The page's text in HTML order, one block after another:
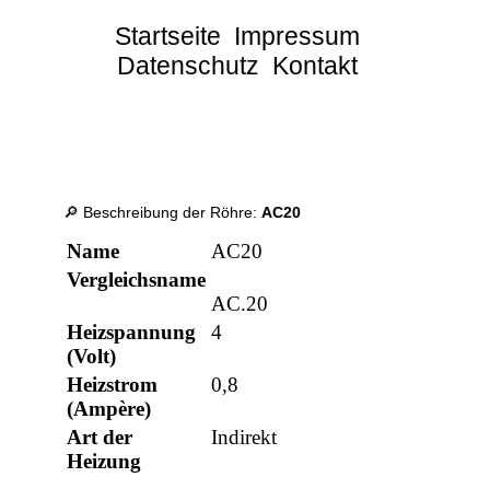
Startseite Impressum
Datenschutz Kontakt
🔎 Beschreibung der Röhre:AC20
Name
AC20
Vergleichsname
AC.20
Heizspannung
(Volt)
4
Heizstrom
(Ampère)
0,8
Art der
Heizung
Indirekt